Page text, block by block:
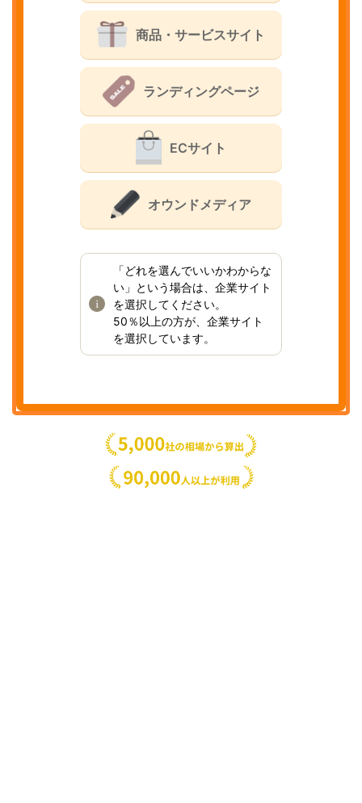
商品・サービスサイト
ランディングページ
ECサイト
オウンドメディア
「どれを選んでいいかわからな
い」という場合は、企業サイト
を選択してください。
50％以上の方が、企業サイト
を選択しています。